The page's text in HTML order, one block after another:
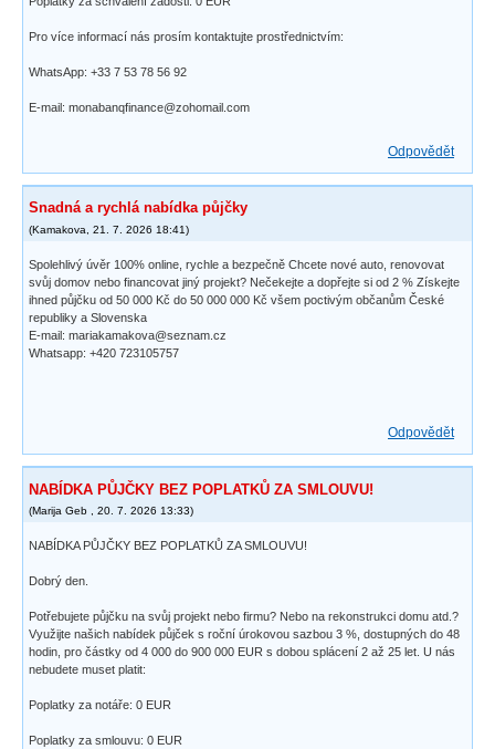
Pro více informací nás prosím kontaktujte prostřednictvím:
WhatsApp: +33 7 53 78 56 92
E-mail: monabanqfinance@zohomail.com
Odpovědět
Snadná a rychlá nabídka půjčky
(Kamakova 21. 7. 2026 18:41)
Spolehlivý úvěr 100% online, rychle a bezpečně Chcete nové auto, renovovat
svůj domov nebo financovat jiný projekt? Nečekejte a dopřejte si od 2 % Získejte
ihned půjčku od 50 000 Kč do 50 000 000 Kč všem poctivým občanům České
republiky a Slovenska
E-mail: mariakamakova@seznam.cz
Whatsapp: +420 723105757
Odpovědět
NABÍDKA PŮJČKY BEZ POPLATKŮ ZA SMLOUVU!
(Marija Geb 20. 7. 2026 13:33)
NABÍDKA PŮJČKY BEZ POPLATKŮ ZA SMLOUVU!
Dobrý den.
Potřebujete půjčku na svůj projekt nebo firmu? Nebo na rekonstrukci domu atd.?
Využijte našich nabídek půjček s roční úrokovou sazbou 3 %, dostupných do 48
hodin, pro částky od 4 000 do 900 000 EUR s dobou splácení 2 až 25 let. U nás
nebudete muset platit:
Poplatky za notáře: 0 EUR
Poplatky za smlouvu: 0 EUR